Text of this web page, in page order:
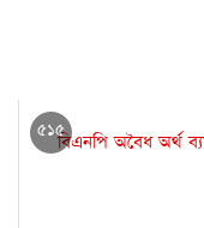
৫১৫বিএনপি অবৈধ অর্থ